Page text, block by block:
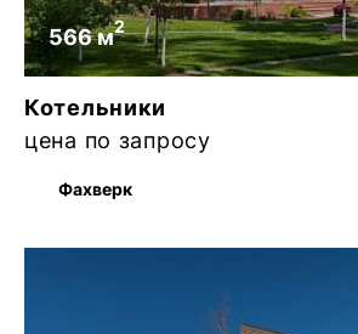
566 м2
Котельники
цена по запросу
Фахверк